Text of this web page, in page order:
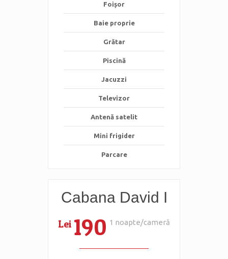
Foișor
Baie proprie
Grătar
Piscină
Jacuzzi
Televizor
Antenă satelit
Mini frigider
Parcare
Cabana David I
Lei 190 1 noapte/cameră